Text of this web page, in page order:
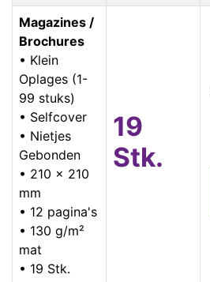
Magazines /
Brochures
• Klein
Oplages (1-
99 stuks)
• Selfcover
• Nietjes
Gebonden
• 210 x 210
mm
• 12 pagina's
• 130 g/m²
mat
• 19 Stk.
19
Stk.